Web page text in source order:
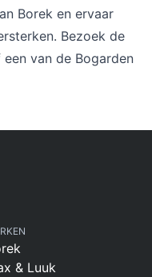
Borek en ervaar
Bezoek de
van de Bogarden
& Luuk